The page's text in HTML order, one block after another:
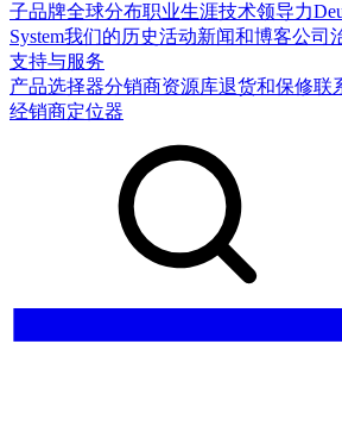
子品牌全球分布职业生涯技术领导力
System我们的历史活动新闻和博客公司
支持与服务
产品选择器分销商资源库退货和保修联
经销商定位器